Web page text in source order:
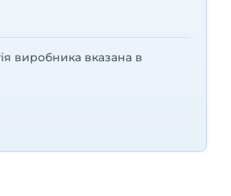
виробника вказана в